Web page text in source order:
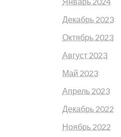
Декабрь 2023
Октябрь 2023
Август 2023
Май 2023
Апрель 2023
Декабрь 2022
Ноябрь 2022